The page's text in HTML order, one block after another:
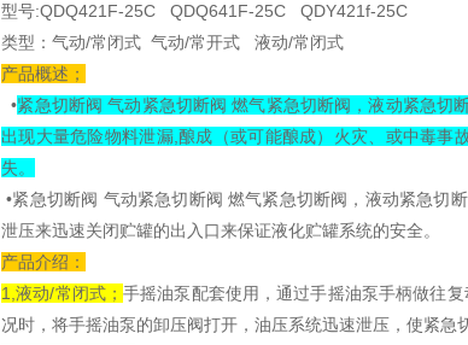
型号:QDQ421F-25C QDQ641F-25C QDY421f-25C
类型：气动/常闭式 气动/常开式 液动/常闭式
产品概述；
•紧急切断阀 气动紧急切断阀 燃气紧急切断阀，液动紧急切
出现大量危险物料泄漏,酿成（或可能酿成）火灾、或中毒
失。
•紧急切断阀 气动紧急切断阀 燃气紧急切断阀，液动紧急
泄压来迅速关闭贮罐的出入口来保证液化贮罐系统的安全。
产品介绍：
1,液动/常闭式； 手摇油泵配套使用，通过手摇油泵手柄做往
况时，将手摇油泵的卸压阀打开，油压系统迅速泄压，使紧急